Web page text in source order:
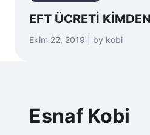
EFT ÜCRETİ
Ekim 22, 2019 | by kobi
Esnaf Kobi